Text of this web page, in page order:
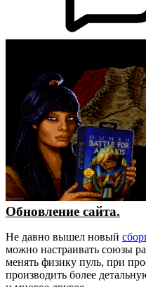
Обновление сайта.
Не давно вышел новый
можно настраивать союзы
менять физику пуль, при
производить более